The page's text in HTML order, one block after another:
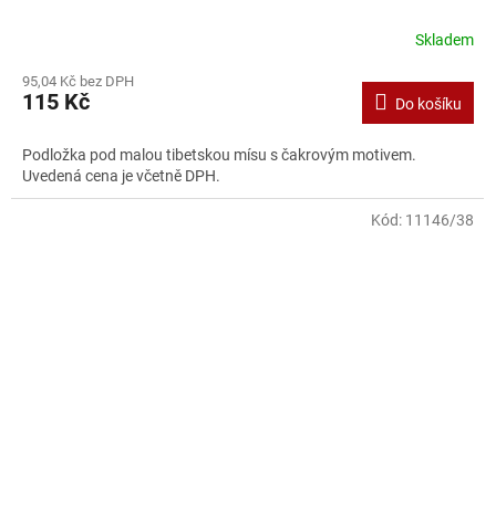
Skladem
95,04 Kč bez DPH
115 Kč Do košíku
Podložka pod malou tibetskou mísu s čakrovým motivem.
Uvedená cena je včetně DPH.
Kód: 11146/38